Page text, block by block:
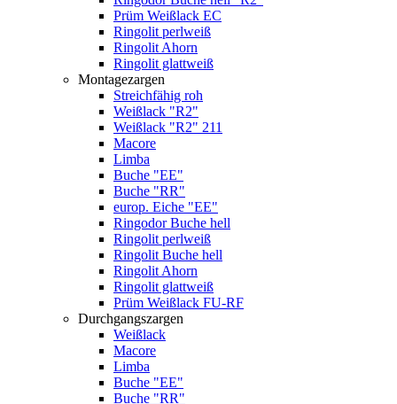
Prüm Weißlack EC
Ringolit perlweiß
Ringolit Ahorn
Ringolit glattweiß
Montagezargen
Streichfähig roh
Weißlack "R2"
Weißlack "R2" 211
Macore
Limba
Buche "EE"
Buche "RR"
europ. Eiche "EE"
Ringodor Buche hell
Ringolit perlweiß
Ringolit Buche hell
Ringolit Ahorn
Ringolit glattweiß
Prüm Weißlack FU-RF
Durchgangszargen
Weißlack
Macore
Limba
Buche "EE"
Buche "RR"